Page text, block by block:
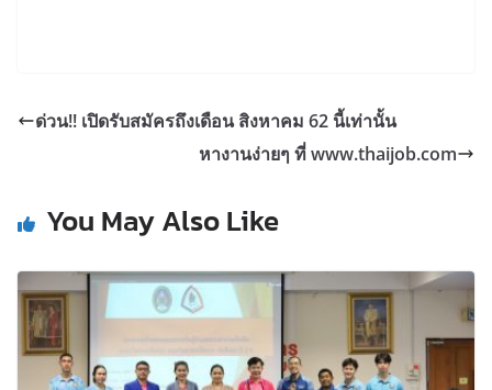
ด่วน!! เปิดรับสมัครถึงเดือน สิงหาคม 62 นี้เท่านั้น
หางานง่ายๆ ที่ www.thaijob.com
You May Also Like